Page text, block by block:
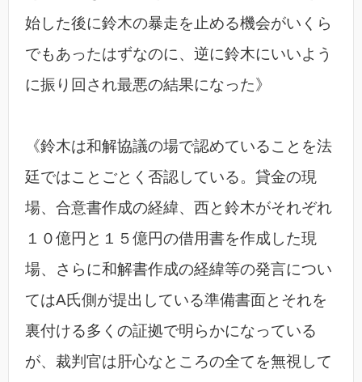
始した後に鈴木の暴走を止める機会がいくら
でもあったはずなのに、逆に鈴木にいいよう
に振り回され最悪の結果になった》
《鈴木は和解協議の場で認めていることを法
廷ではことごとく否認している。貸金の現
場、合意書作成の経緯、西と鈴木がそれぞれ
１０億円と１５億円の借用書を作成した現
場、さらに和解書作成の経緯等の発言につい
てはA氏側が提出している準備書面とそれを
裏付ける多くの証拠で明らかになっている
が、裁判官は肝心なところの全てを無視して